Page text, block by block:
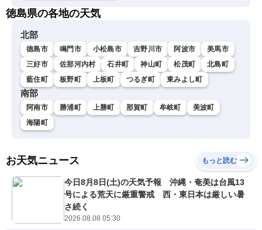
徳島県の各地の天気
北部
徳島市 鳴門市 小松島市 吉野川市 阿波市
美馬市
三好市
佐那河内村 石井町 神山町 松茂町
北島町
藍住町
板野町 上板町 つるぎ町 東みよし町
南部
阿南市 勝浦町 上勝町 那賀町 牟岐町
美波町
海陽町
お天気ニュース もっと読む
今日8月8日(土)の天気予報 沖縄・奄美は台風13
号による荒天に厳重警戒 西・東日本は厳しい暑
さ続く
2026.08.08 05:30